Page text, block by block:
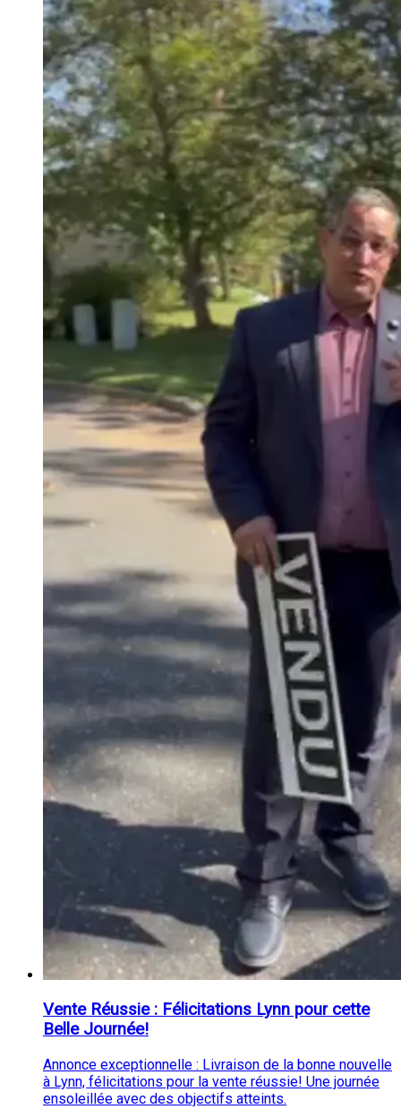
Vente Réussie : Félicitations Lynn pour cette
Belle Journée!
Annonce exceptionnelle : Livraison de la bonne nouvelle
à Lynn, félicitations pour la vente réussie! Une journée
ensoleillée avec des objectifs atteints.